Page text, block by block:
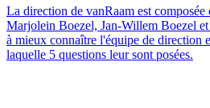
La direction de vanRaam est composée
Marjolein Boezel, Jan-Willem Boezel
à mieux connaître l'équipe de direction
laquelle 5 questions leur sont posées.​